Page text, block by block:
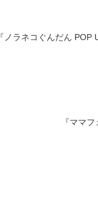
『ノラネコぐんだん
『ママ